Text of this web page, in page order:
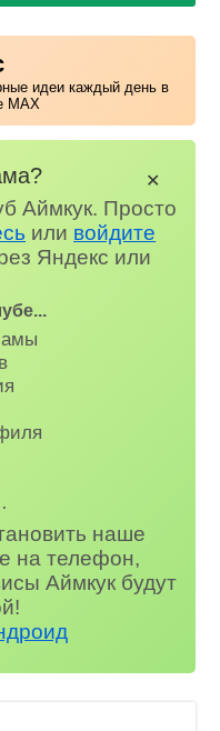
идеи каждый день в
MAX
Аймкук. Просто
или войдите
Яндекс или
наше
на телефон,
Аймкук будут
✕